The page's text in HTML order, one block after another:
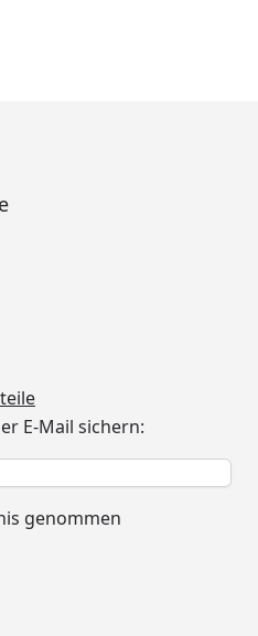
E-Mail sichern:
genommen